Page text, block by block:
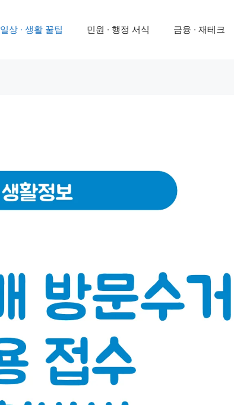
일상 · 생활 꿀팁 민원 · 행정 서식 금융 · 재테크